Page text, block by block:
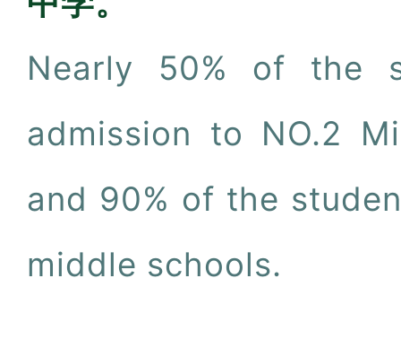
Nearly 50% of the
admission to NO.2
and 90% of the
middle schools.